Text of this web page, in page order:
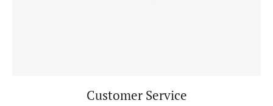
Customer Service